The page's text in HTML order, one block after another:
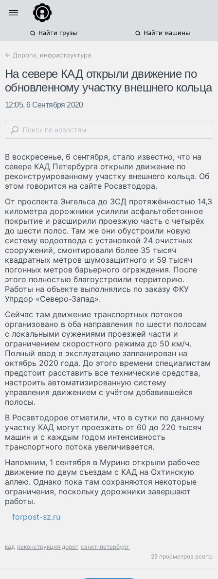
Найти грузы Найти машины
← Дороги, инфраструктура
На севере КАД открыли движение по
обновленному участку внешнего кольца
12:05, 6 Сентября 2020
В воскресенье, 6 сентября, стало известно, что на
севере КАД Петербурга открыли движение по
реконструированному участку внешнего кольца. Об
этом говорится на сайте Росавтодора.
От проспекта Энгельса до ЗСД протяжённостью 14,3
километра дорожники усилили асфальтобетонное
покрытие и расширили проезжую часть с четырёх
до шести полос. Там же они обустроили новую
систему водоотвода с установкой 24 очистных
сооружений, смонтировали более 35 тысяч
квадратных метров шумозащитного и 59 тысяч
погонных метров барьерного ограждения. После
этого полностью благоустроили территорию.
Работы на объекте выполнялись по заказу ФКУ
Упрдор «Северо-Запад».
Сейчас там движение транспортных потоков
организовано в оба направления по шести полосам
с локальными сужениями проезжей части и
ограничением скоростного режима до 50 км/ч.
Полный ввод в эксплуатацию запланирован на
октябрь 2020 года. До этого времени специалистам
предстоит расставить все технические средства,
настроить автоматизированную систему
управления движением с учётом добавившейся
полосы.
В Росавтодорое отметили, что в сутки по данному
участку КАД могут проезжать от 60 до 220 тысяч
машин и с каждым годом интенсивность
транспортного потока увеличивается.
Напомним, 1 сентября в Мурино открыли рабочее
движение по двум съездам с КАД на Охтинскую
аллею. Однако пока там сохраняются некоторые
ограничения, поскольку дорожники завершают
работы.
forpost-sz.ru
кад реконструкция дорог санкт-петербург
25 просмотров всего.